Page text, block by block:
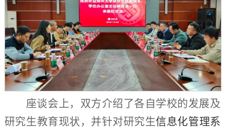
座谈会上，双方介绍了各自学校的发展及
研究生教育现状，并针对研究生信息化管理系